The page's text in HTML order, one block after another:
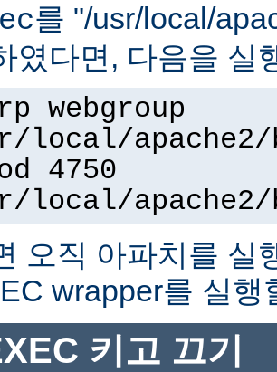
를 "/usr/local/
였다면, 다음을 실
webgroup
local/apache2/
4750
local/apache2/
오직 아파치를 실
wrapper를 실행
키고 끄기